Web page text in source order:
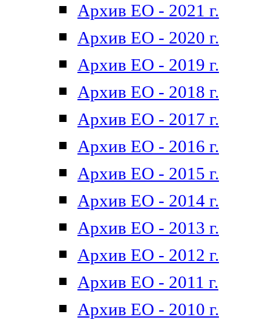
Архив ЕО - 2021 г.
Архив ЕО - 2020 г.
Архив ЕО - 2019 г.
Архив ЕО - 2018 г.
Архив ЕО - 2017 г.
Архив ЕО - 2016 г.
Архив ЕО - 2015 г.
Архив ЕО - 2014 г.
Архив ЕО - 2013 г.
Архив ЕО - 2012 г.
Архив ЕО - 2011 г.
Архив ЕО - 2010 г.